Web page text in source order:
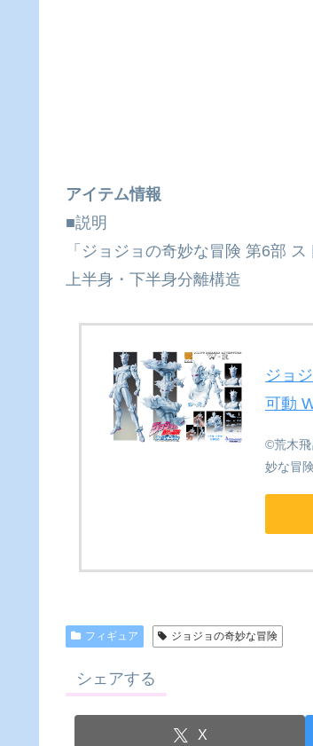
アイテム情報
■説明
「ジョジョの奇妙な冒険 第6部
上半身・下半身分離構造
ジョ
可動
©荒木飛
妙な冒
フィギュア ジョジョの奇妙な冒険
シェアする
X